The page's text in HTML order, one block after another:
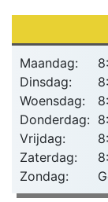
Maandag:
Dinsdag:
Woensdag:
Donderdag:
Vrijdag:
Zaterdag:
Zondag: